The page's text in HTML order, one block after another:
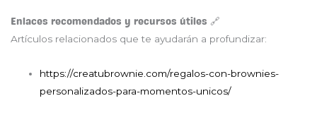
Enlaces recomendados y recursos útiles 🔗
Artículos relacionados que te ayudarán a profundizar:
https://creatubrownie.com/regalos-con-brownies-
personalizados-para-momentos-unicos/